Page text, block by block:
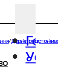
Усі
/